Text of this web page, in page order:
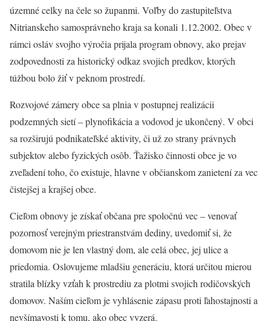
územné celky na čele so županmi. Voľby do zastupiteľstva
Nitrianskeho samosprávneho kraja sa konali 1.12.2002. Obec v
rámci osláv svojho výročia prijala program obnovy, ako prejav
zodpovednosti za historický odkaz svojich predkov, ktorých
túžbou bolo žiť v peknom prostredí.
Rozvojové zámery obce sa plnia v postupnej realizácii
podzemných sietí – plynofikácia a vodovod je ukončený. V obci
sa rozširujú podnikateľské aktivity, či už zo strany právnych
subjektov alebo fyzických osôb. Ťažisko činnosti obce je vo
zveľadení toho, čo existuje, hlavne v občianskom zanietení za vec
čistejšej a krajšej obce.
Cieľom obnovy je získať občana pre spoločnú vec – venovať
pozornosť verejným priestranstvám dediny, uvedomiť si, že
domovom nie je len vlastný dom, ale celá obec, jej ulice a
priedomia. Oslovujeme mladšiu generáciu, ktorá určitou mierou
stratila blízky vzťah k prostrediu za plotmi svojich rodičovských
domovov. Naším cieľom je vyhlásenie zápasu proti ľahostajnosti a
nevšímavosti k tomu, ako obec vyzerá.